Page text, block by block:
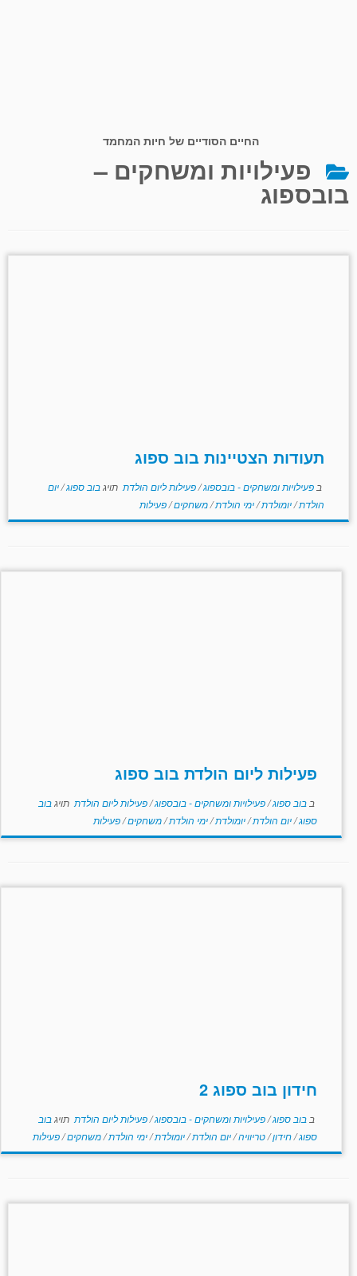
החיים הסודיים של חיות המחמד
פעילויות ומשחקים –
בובספוג
תעודות הצטיינות בוב ספוג
ב פעילויות ומשחקים - בובספוג/פעילות ליום הולדת תויגבוב ספוג/יום
הולדת/יומולדת/ימי הולדת/משחקים/פעילות
פעילות ליום הולדת בוב ספוג
ב בוב ספוג/פעילויות ומשחקים - בובספוג/פעילות ליום הולדת תויגבוב
ספוג/יום הולדת/יומולדת/ימי הולדת/משחקים/פעילות
חידון בוב ספוג 2
ב בוב ספוג/פעילויות ומשחקים - בובספוג/פעילות ליום הולדת תויגבוב
ספוג/חידון/טריוויה/יום הולדת/יומולדת/ימי הולדת/משחקים/פעילות